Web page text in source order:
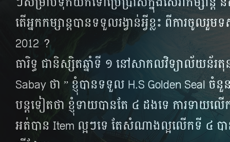
តើ​អ្នក​កម្សាន្ត​បាន​ទទួល​រង្វាន់​អ្វី​ខ្លះ ពី​ការ​ចូលរួ
2012 ?
ធារិទ្ធ ជា​និស្សិត​ឆ្នាំ​ទី ១ នៅ​សាកល​វិទ្យាល័យ​ន័រ
Sabay ថា ” ខ្ញុំ​បាន​ទទួល H.S Golden Seal ចំ
បន្ត​ទៀត​ថា ខ្ញុំ​ទាយ​បាន​តែ ៤ ដង​ទេ ការ​ទាយ​
អត់​បាន​ Item ល្អ​ៗ​ទេ តែ​សំណាង​ល្អ​លើក​ទី ៤ បា